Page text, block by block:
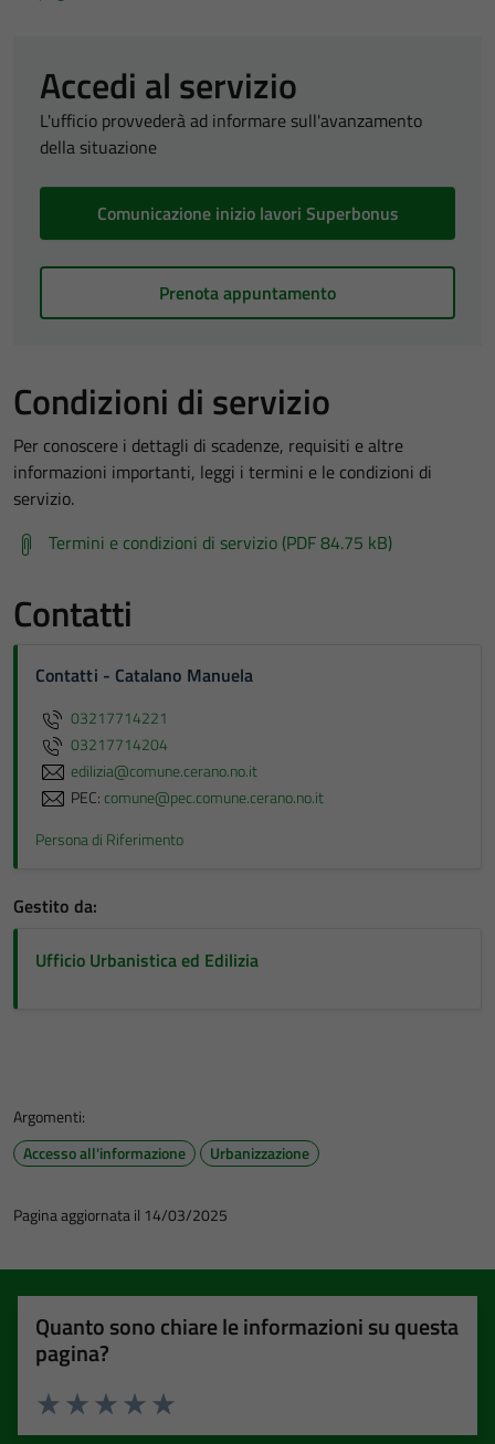
Accedi al servizio
L'ufficio provvederà ad informare sull'avanzamento
della situazione
Comunicazione inizio lavori Superbonus
Prenota appuntamento
Condizioni di servizio
Per conoscere i dettagli di scadenze, requisiti e altre
informazioni importanti, leggi i termini e le condizioni di
servizio.
Termini e condizioni di servizio (PDF 84.75 kB)
Contatti
Contatti - Catalano Manuela
03217714221
03217714204
edilizia@comune.cerano.no.it
PEC:comune@pec.comune.cerano.no.it
Persona di Riferimento
Gestito da:
Ufficio Urbanistica ed Edilizia
Argomenti:
Accesso all'informazione
Urbanizzazione
Pagina aggiornata il 14/03/2025
Quanto sono chiare le informazioni su questa
pagina?
Valuta 5 stelle su 5
Valuta 4 stelle su 5
Valuta 3 stelle su 5
Valuta 2 stelle su 5
Valuta 1 stelle su 5